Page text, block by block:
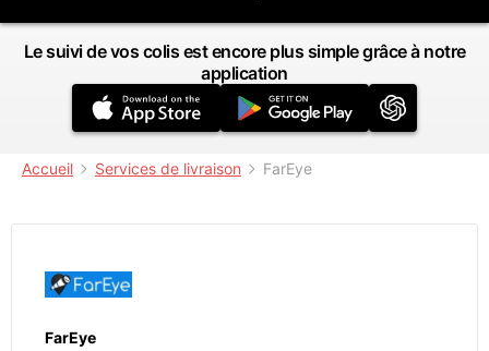
Le suivi de vos colis est encore plus simple grâce à notre
application
Accueil Services de livraison FarEye
FarEye